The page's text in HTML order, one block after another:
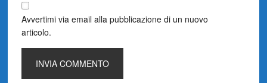
Avvertimi via email alla pubblicazione di un nuovo
articolo.